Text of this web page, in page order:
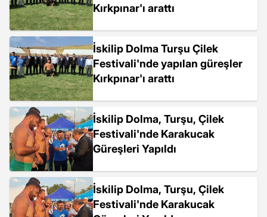
Kırkpınar'ı arattı
İskilip Dolma Turşu Çilek
Festivali'nde yapılan güreşler
Kırkpınar'ı arattı
İskilip Dolma, Turşu, Çilek
Festivali'nde Karakucak
Güreşleri Yapıldı
İskilip Dolma, Turşu, Çilek
Festivali'nde Karakucak